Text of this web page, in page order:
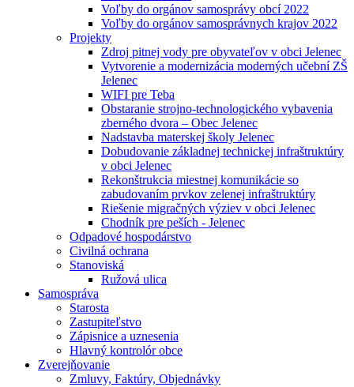
Voľby do orgánov samosprávy obcí 2022
Voľby do orgánov samosprávnych krajov 2022
Projekty
Zdroj pitnej vody pre obyvateľov v obci Jelenec
Vytvorenie a modernizácia moderných učební ZŠ
Jelenec
WIFI pre Teba
Obstaranie strojno-technologického vybavenia
zberného dvora – Obec Jelenec
Nadstavba materskej školy Jelenec
Dobudovanie základnej technickej infraštruktúry
v obci Jelenec
Rekonštrukcia miestnej komunikácie so
zabudovaním prvkov zelenej infraštruktúry
Riešenie migračných výziev v obci Jelenec
Chodník pre peších - Jelenec
Odpadové hospodárstvo
Civilná ochrana
Stanoviská
Ružová ulica
Samospráva
Starosta
Zastupiteľstvo
Zápisnice a uznesenia
Hlavný kontrolór obce
Zverejňovanie
Zmluvy, Faktúry, Objednávky